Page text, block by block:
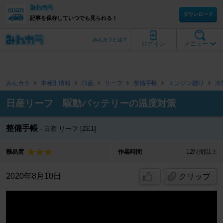
記事を保存していつでも見られる！
ダウンロード
メニュー
ログイン
みんカラとは？
みんカラ 車種別情報 日産 リーフ 整備手帳 エンジン廻り 冷
日産リーフ 駆動バッテリーの温度対策
整備手帳 日産 リーフ [ZE1]
難易度 作業時間 12時間以上
2020年8月10日 クリップ